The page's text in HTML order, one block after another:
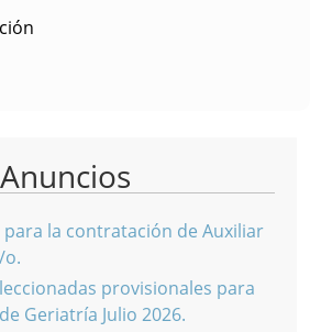
para la contratación de Auxiliar
provisionales para
Geriatría Julio 2026.